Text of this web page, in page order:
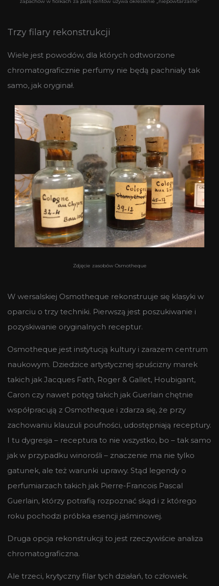
zapachów w fiolkach za parę centów używa określenie „niepowtarzalne”
Trzy filary rekonstrukcji
Wiele jest powodów, dla których odtworzone
chromatograficznie perfumy nie będą pachniały tak
samo, jak oryginał.
Zdjęcie zasobów Osmotheque
W wersalskiej Osmotheque rekonstruuje się klasyki w
oparciu o trzy techniki. Pierwszą jest poszukiwanie i
pozyskiwanie oryginalnych receptur.
Osmotheque jest instytucją kultury i zarazem centrum
naukowym. Dziedzice artystycznej spuścizny marek
takich jak Jacques Fath, Roger & Gallet, Houbigant,
Caron czy nawet potęg takich jak Guerlain chętnie
współpracują z Osmotheque i zdarza się, że przy
zachowaniu klauzuli poufności, udostępniają receptury.
I tu dygresja – receptura to nie wszystko, bo – tak samo
jak w przypadku winorośli – znaczenie ma nie tylko
gatunek, ale też warunki uprawy. Stąd legendy o
perfumiarzach takich jak Pierre-Francois Pascal
Guerlain, którzy potrafią rozpoznać skąd i z którego
roku pochodzi próbka esencji jaśminowej.
Druga opcja rekonstrukcji to jest rzeczywiście analiza
chromatograficzna.
Ale trzeci, krytyczny filar tych działań, to człowiek.